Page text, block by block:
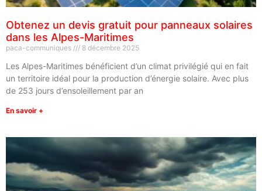
Obtenez un devis gratuit pour panneaux solaires
dans les Alpes-Maritimes
paca-communiques 8 décembre 2025
Les Alpes-Maritimes bénéficient d’un climat privilégié qui en fait
un territoire idéal pour la production d’énergie solaire. Avec plus
de 253 jours d’ensoleillement par an
En savoir +